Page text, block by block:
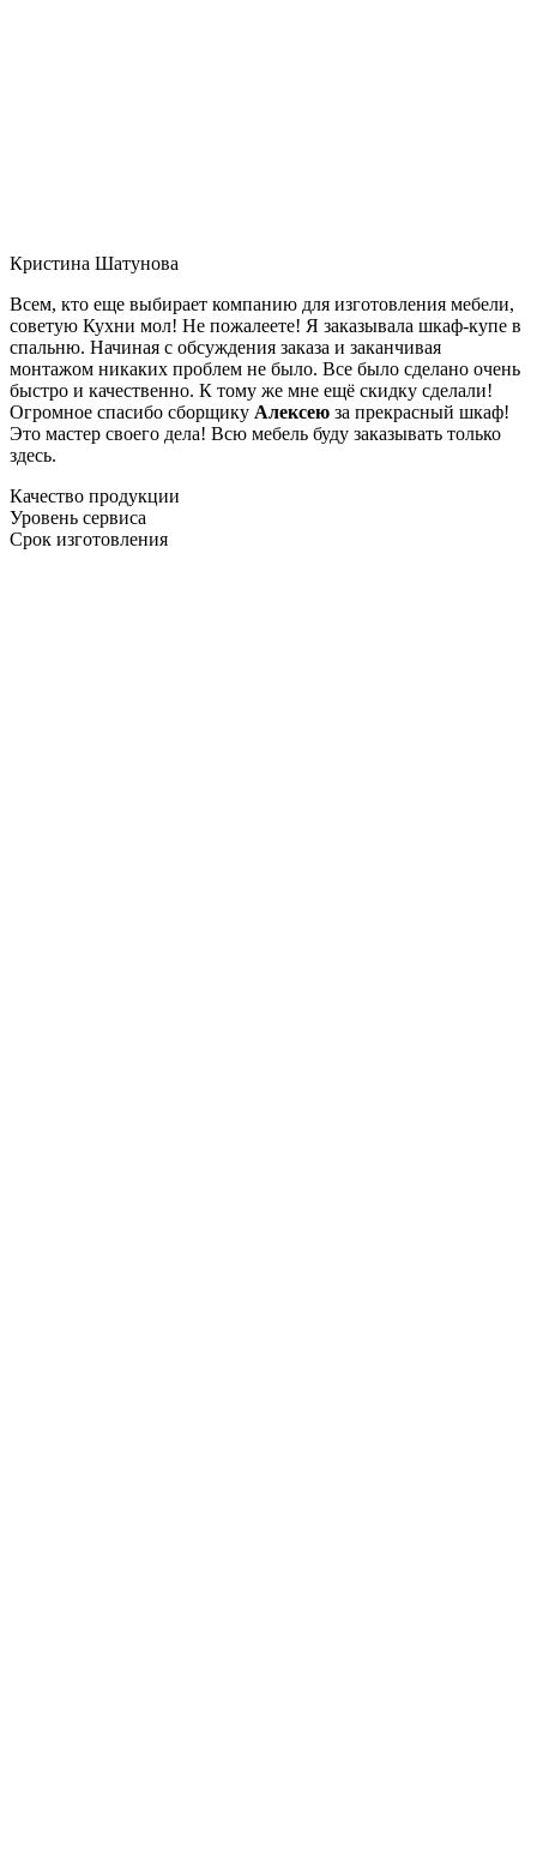
Кристина Шатунова
Всем, кто еще выбирает компанию для изготовления мебели,
советую Кухни мол! Не пожалеете! Я заказывала шкаф-купе в
спальню. Начиная с обсуждения заказа и заканчивая
монтажом никаких проблем не было. Все было сделано очень
быстро и качественно. К тому же мне ещё скидку сделали!
Огромное спасибо сборщику Алексею за прекрасный шкаф!
Это мастер своего дела! Всю мебель буду заказывать только
здесь.
Качество продукции
Уровень сервиса
Срок изготовления